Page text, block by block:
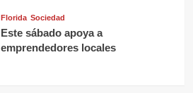
Florida Sociedad
Este sábado apoya a
emprendedores locales